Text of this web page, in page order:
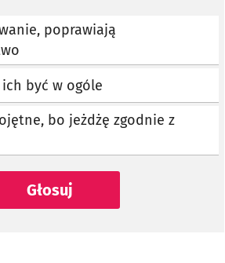
poprawiają
być w ogóle
bo jeżdżę zgodnie z
Głosuj